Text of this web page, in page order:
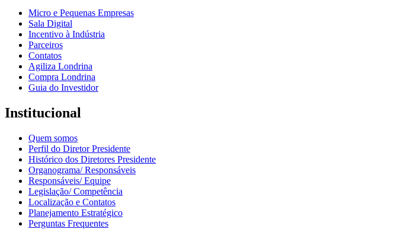
Micro e Pequenas Empresas
Sala Digital
Incentivo à Indústria
Parceiros
Contatos
Agiliza Londrina
Compra Londrina
Guia do Investidor
Institucional
Quem somos
Perfil do Diretor Presidente
Histórico dos Diretores Presidente
Organograma/ Responsáveis
Responsáveis/ Equipe
Legislação/ Competência
Localização e Contatos
Planejamento Estratégico
Perguntas Frequentes